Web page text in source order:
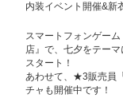
内装イベント開催&新
スマートフォンゲー
店』で、七夕をテー
スタート！
あわせて、★3販売員
チャも開催中です！